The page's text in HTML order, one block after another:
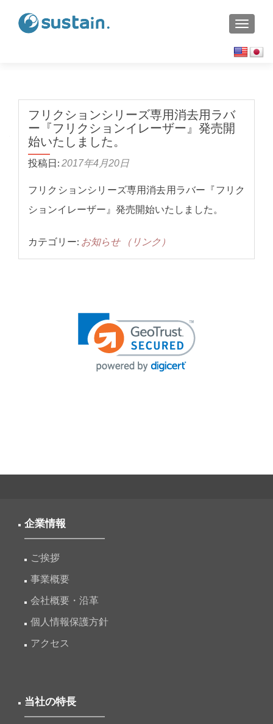
フリクションシリーズ専用消去用ラバ
ー『フリクションイレーザー』発売開
始いたしました。
投稿日: 2017年4月20日
フリクションシリーズ専用消去用ラバー『フリク
ションイレーザー』発売開始いたしました。
カテゴリー: お知らせ （リンク）
企業情報
ご挨拶
事業概要
会社概要・沿革
個人情報保護方針
アクセス
当社の特長